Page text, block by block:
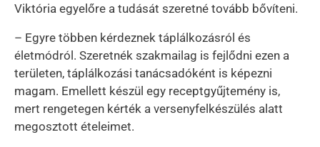
Viktória egyelőre a tudását szeretné tovább bővíteni.
– Egyre többen kérdeznek táplálkozásról és
életmódról. Szeretnék szakmailag is fejlődni ezen a
területen, táplálkozási tanácsadóként is képezni
magam. Emellett készül egy receptgyűjtemény is,
mert rengetegen kérték a versenyfelkészülés alatt
megosztott ételeimet.